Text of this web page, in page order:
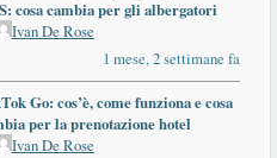
cosa cambia per gli albergatori
Ivan De Rose
1 mese, 2 settimane fa
Go: cos’è, come funziona e cosa
per la prenotazione hotel
Ivan De Rose